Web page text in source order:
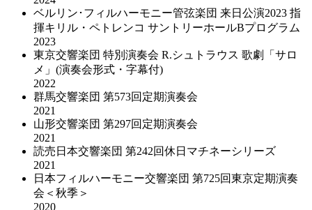
ベルリン･フィルハーモニー管弦楽団 来日公演2023 指
揮キリル・ペトレンコ サントリーホールBプログラム
2023
東京交響楽団 特別演奏会 R.シュトラウス 歌劇「サロ
メ」(演奏会形式・字幕付)
2022
群馬交響楽団 第573回定期演奏会
2021
山形交響楽団 第297回定期演奏会
2021
読売日本交響楽団 第242回休日マチネーシリーズ
2021
日本フィルハーモニー交響楽団 第725回東京定期演奏
会＜秋季＞
2020